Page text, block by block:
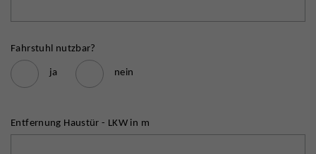
Fahrstuhl nutzbar?
ja
nein
Entfernung Haustür - LKW in m